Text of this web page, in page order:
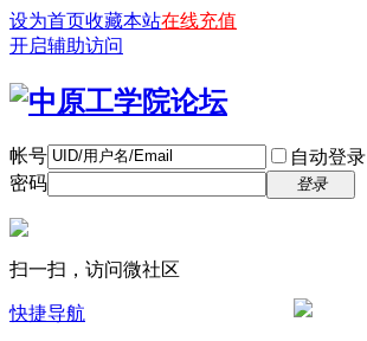
设为首页收藏本站在线充值
开启辅助访问
帐号 自动登录
密码
登录
扫一扫，访问微社区
快捷导航